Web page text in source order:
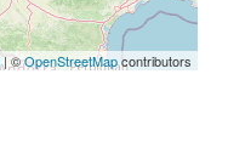
| ©OpenStreetMapcontributors